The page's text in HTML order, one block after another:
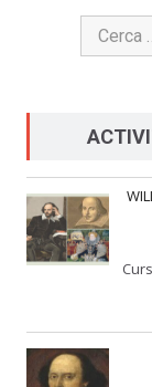
Cerca: